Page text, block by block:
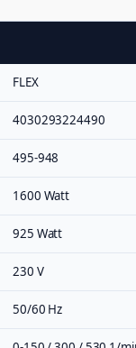
FLEX
4030293224490
495-948
1600 Watt
925 Watt
230 V
50/60 Hz